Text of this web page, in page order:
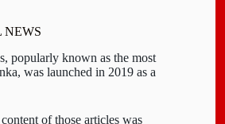
NEWS
popularly known as the most
was launched in 2019 as a
of those articles was